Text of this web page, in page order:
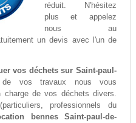
réduit. N'hésitez
plus et appelez
nous au
un devis avec l'un de
vos déchets sur Saint-paul-
vos travaux nous vous
charge de vos déchets divers.
professionnels du
bennes Saint-paul-de-